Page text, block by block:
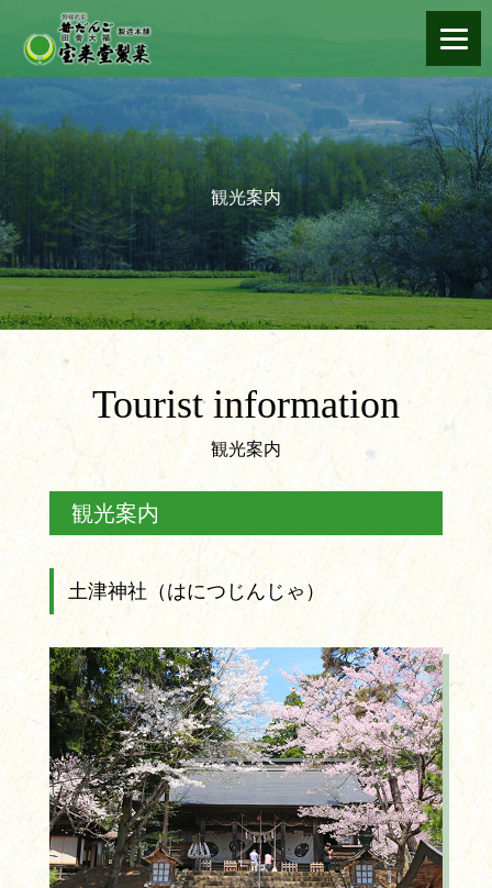
観光案内
Tourist information
観光案内
観光案内
土津神社（はにつじんじゃ）